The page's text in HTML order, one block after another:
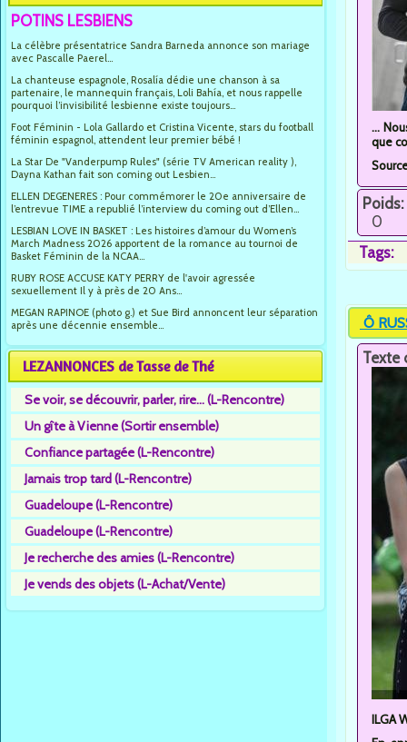
POTINS LESBIENS
La célèbre présentatrice Sandra Barneda annonce son mariage
avec Pascalle Paerel...
La chanteuse espagnole, Rosalía dédie une chanson à sa
partenaire, le mannequin français, Loli Bahía, et nous rappelle
pourquoi l’invisibilité lesbienne existe toujours...
Foot Féminin - Lola Gallardo et Cristina Vicente, stars du football
féminin espagnol, attendent leur premier bébé !
La Star De "Vanderpump Rules" (série TV American reality ),
Dayna Kathan fait son coming out Lesbien...
ELLEN DEGENERES : Pour commémorer le 20e anniversaire de
l’entrevue TIME a republié l’interview du coming out d’Ellen...
LESBIAN LOVE IN BASKET : Les histoires d’amour du Women’s
March Madness 2026 apportent de la romance au tournoi de
Basket Féminin de la NCAA...
RUBY ROSE ACCUSE KATY PERRY de l'avoir agressée
sexuellement Il y à près de 20 Ans...
MEGAN RAPINOE (photo g.) et Sue Bird annoncent leur séparation
après une décennie ensemble...
LEZANNONCES de Tasse de Thé
Se voir, se découvrir, parler, rire... (L-Rencontre)
Un gîte à Vienne (Sortir ensemble)
Confiance partagée (L-Rencontre)
Jamais trop tard (L-Rencontre)
Guadeloupe (L-Rencontre)
Guadeloupe (L-Rencontre)
Je recherche des amies (L-Rencontre)
Je vends des objets (L-Achat/Vente)
...
que
Poids:
0
Tags:
Ô
Texte
ILGA